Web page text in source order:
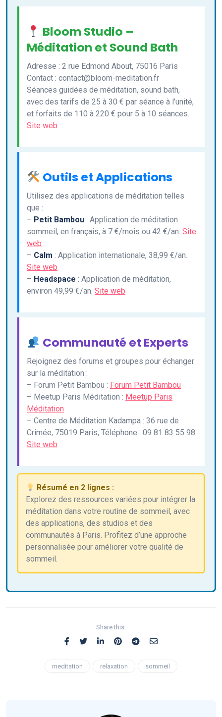
Bloom Studio –
Méditation et Sound Bath
Adresse : 2 rue Edmond About, 75016 Paris
Contact : contact@bloom-meditation.fr
Séances guidées de méditation, sound bath,
avec des tarifs de 25 à 30 € par séance à l’unité,
et forfaits de 110 à 220 € pour 5 à 10 séances.
Site web
Outils et Applications
Utilisez des applications de méditation telles
que :
– Petit Bambou : Application de méditation
sommeil, en français, à 7 €/mois ou 42 €/an. Site
web
– Calm : Application internationale, 38,99 €/an.
Site web
– Headspace : Application de méditation,
environ 49,99 €/an. Site web
Communauté et Experts
Rejoignez des forums et groupes pour échanger
sur la méditation :
– Forum Petit Bambou : Forum Petit Bambou
– Meetup Paris Méditation : Meetup Paris
Méditation
– Centre de Méditation Kadampa : 36 rue de
Crimée, 75019 Paris, Téléphone : 09 81 83 55 98.
Site web
Résumé en 2 lignes :
Explorez des ressources variées pour intégrer la
méditation dans votre routine de sommeil, avec
des applications, des studios et des
communautés à Paris. Profitez d’une approche
personnalisée pour améliorer votre qualité de
sommeil.
Share this:
meditation relaxation sommeil